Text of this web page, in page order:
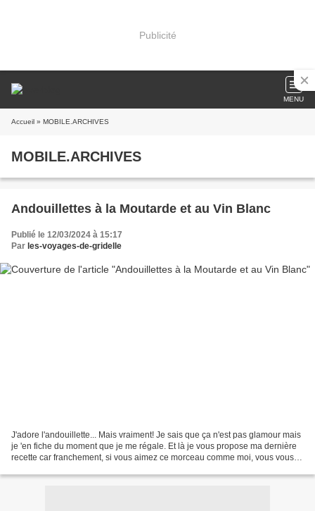
Publicité
MENU
Accueil » MOBILE.ARCHIVES
MOBILE.ARCHIVES
Andouillettes à la Moutarde et au Vin Blanc
Publié le 12/03/2024 à 15:17
Par les-voyages-de-gridelle
J'adore l'andouillette... Mais vraiment! Je sais que ça n'est pas glamour mais
je 'en fiche du moment que je me régale. Et là je vous propose ma dernière
recette car franchement, si vous aimez ce morceau comme moi, vous vous